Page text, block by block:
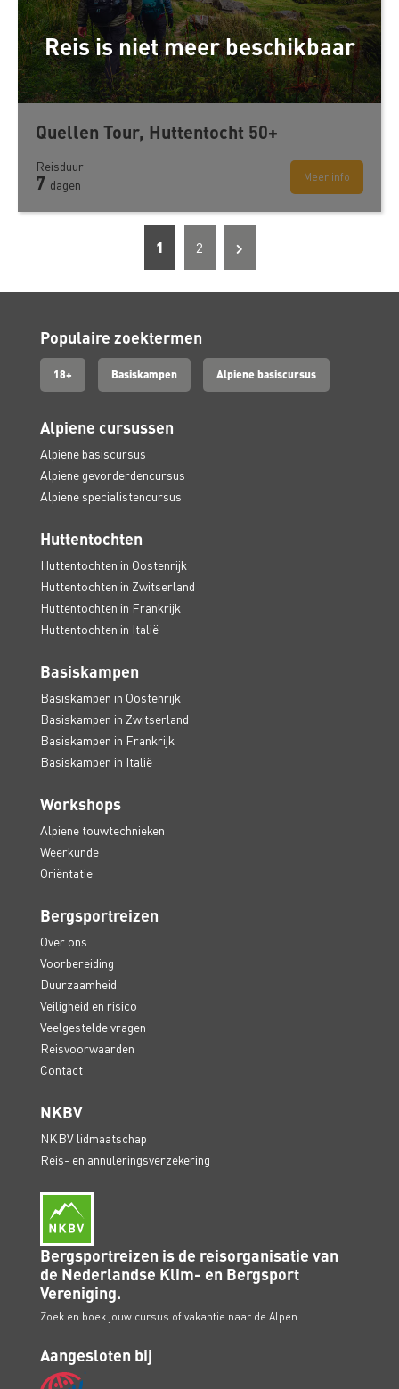
Reis is niet meer beschikbaar
Quellen Tour, Huttentocht 50+
Meer info
Reisduur
7 dagen
1 2
Populaire zoektermen
18+ Basiskampen Alpiene basiscursus
Alpiene cursussen
Alpiene basiscursus
Alpiene gevorderdencursus
Alpiene specialistencursus
Huttentochten
Huttentochten in Oostenrijk
Huttentochten in Zwitserland
Huttentochten in Frankrijk
Huttentochten in Italië
Basiskampen
Basiskampen in Oostenrijk
Basiskampen in Zwitserland
Basiskampen in Frankrijk
Basiskampen in Italië
Workshops
Alpiene touwtechnieken
Weerkunde
Oriëntatie
Bergsportreizen
Over ons
Voorbereiding
Duurzaamheid
Veiligheid en risico
Veelgestelde vragen
Reisvoorwaarden
Contact
NKBV
NKBV lidmaatschap
Reis- en annuleringsverzekering
Bergsportreizen is de reisorganisatie van
de Nederlandse Klim- en Bergsport
Vereniging.
Zoek en boek jouw cursus of vakantie naar de Alpen.
Aangesloten bij